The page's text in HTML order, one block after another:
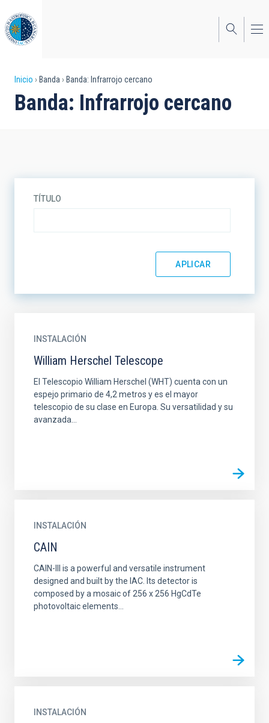
al
contenido
principal
Sobrescribir
enlaces
navegación
Inicio Banda Banda: Infrarrojo cercano
Banda: Infrarrojo cercano
TÍTULO
INSTALACIÓN
William Herschel Telescope
El Telescopio William Herschel (WHT) cuenta con un
espejo primario de 4,2 metros y es el mayor
telescopio de su clase en Europa. Su versatilidad y su
avanzada...
INSTALACIÓN
CAIN
CAIN-III is a powerful and versatile instrument
designed and built by the IAC. Its detector is
composed by a mosaic of 256 x 256 HgCdTe
photovoltaic elements...
INSTALACIÓN